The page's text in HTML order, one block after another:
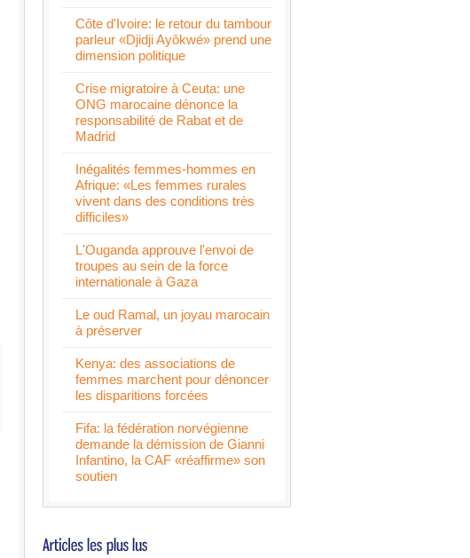
Côte d'Ivoire: le retour du tambour
parleur «Djidji Ayôkwé» prend une
dimension politique
Crise migratoire à Ceuta: une
ONG marocaine dénonce la
responsabilité de Rabat et de
Madrid
Inégalités femmes-hommes en
Afrique: «Les femmes rurales
vivent dans des conditions très
difficiles»
L'Ouganda approuve l'envoi de
troupes au sein de la force
internationale à Gaza
Le oud Ramal, un joyau marocain
à préserver
Kenya: des associations de
femmes marchent pour dénoncer
les disparitions forcées
Fifa: la fédération norvégienne
demande la démission de Gianni
Infantino, la CAF «réaffirme» son
soutien